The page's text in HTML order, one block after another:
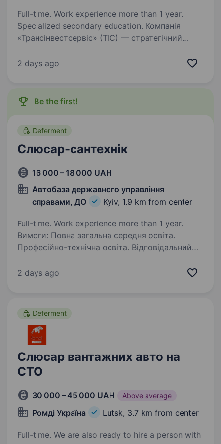
Full-time. Work experience more than 1 year.
Specialized secondary education. Компанія
«Трансінвестсервіс» (ТІС) — стратегічний
підприємства вже понад 30 років працюють
інфраструктура…
2 days ago
Be the first!
Deferment
Слюсар-сантехнік
16 000 – 18 000 UAH
Автобаза державного управління
справами, ДО
Kyiv, 1.9 km from center
Full-time. Work experience more than 1 year.
Вимоги: Повна загальна середня освіта.
Професійно-технічна освіта. Відповідальний
ситуації та правильно діагностувати
2 days ago
Deferment
Слюсар вантажних авто на
СТО
30 000 – 45 000 UAH Above average
Ромді Україна Lutsk, 3.7 km from center
Full-time. We are also ready to hire a person with